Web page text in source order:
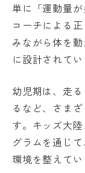
単に「運動量
コーチによる
みながら体を
に設計されてい
幼児期は、走
るなど、さま
す。キッズ大
グラムを通じ
環境を整えてい